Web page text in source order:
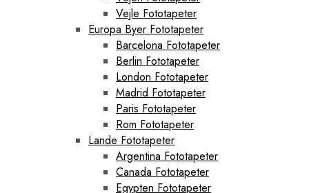
Vejle Fototapeter
Europa Byer Fototapeter
Barcelona Fototapeter
Berlin Fototapeter
London Fototapeter
Madrid Fototapeter
Paris Fototapeter
Rom Fototapeter
Lande Fototapeter
Argentina Fototapeter
Canada Fototapeter
Egypten Fototapeter